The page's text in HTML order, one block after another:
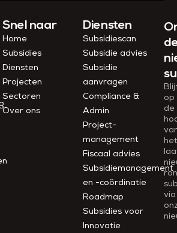
Snel naar
Home
Subsidies
Diensten
Projecten
Sectoren
Over ons
Diensten
Subsidiescan
Subsidie advies
Subsidie
aanvragen
Compliance &
Admin
Project­
management
Fiscaal advies
Subsidiemanagement
en -coördinatie
Roadmap
Subsidies voor
Innovatie
op
de
het
via